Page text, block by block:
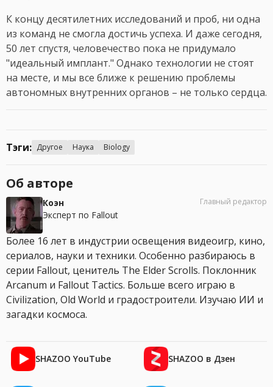
К концу десятилетних исследований и проб, ни одна
из команд не смогла достичь успеха. И даже сегодня,
50 лет спустя, человечество пока не придумало
"идеальный имплант." Однако технологии не стоят
на месте, и мы все ближе к решению проблемы
автономных внутренних органов – не только сердца.
Тэги: Другое Наука Biology
Об авторе
Коэн
Эксперт по Fallout
Главный редактор
Более 16 лет в индустрии освещения видеоигр, кино,
сериалов, науки и техники. Особенно разбираюсь в
серии Fallout, ценитель The Elder Scrolls. Поклонник
Arcanum и Fallout Tactics. Больше всего играю в
Civilization, Old World и градостроители. Изучаю ИИ и
загадки космоса.
SHAZOO YouTube SHAZOO в Дзен